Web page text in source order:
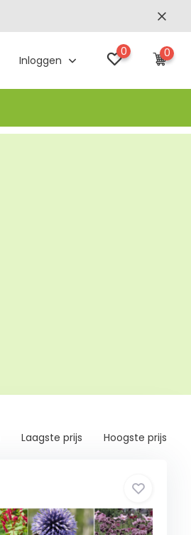
Inloggen
0 0
Laagste prijs Hoogste prijs